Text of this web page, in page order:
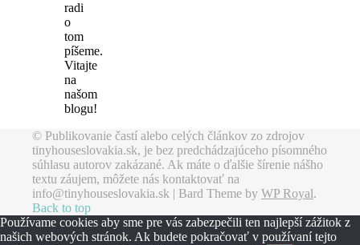
radi
o
tom
píšeme.
Vitajte
na
našom
blogu!
© Publikovanie častí alebo celých článkov zo zdrojov
tinyhouseslovakia.sk, je bez predchádzajúceho písomného
súhlasu autorov zakázané. Ak máte o ďalšie šírenie nášho
textu záujem, môžete nás kontaktovať na
info@tinyhouseslovakia.sk | Bard Theme by WP Royal.
Back to top
Používame cookies aby sme pre vás zabezpečili ten najlepší zážitok z
našich webových stránok. Ak budete pokračovať v používaní tejto